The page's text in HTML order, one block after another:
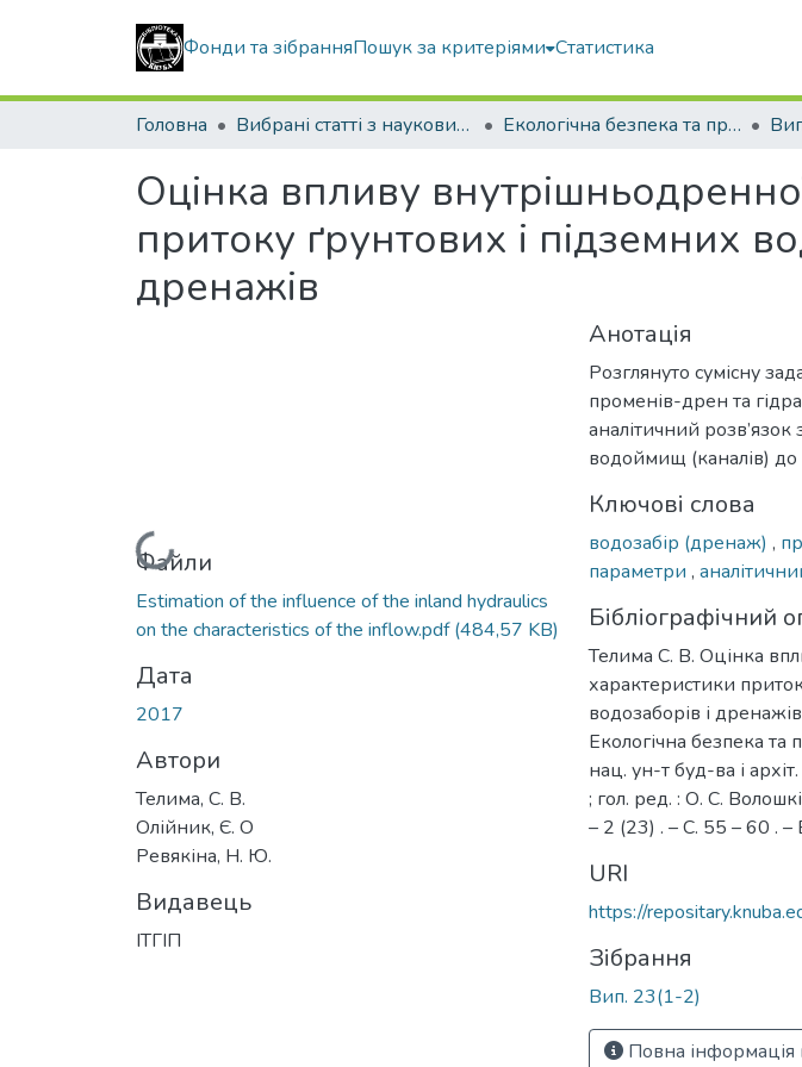
Фонди та зібранняПошук за критеріями Статистика
Головна Вибрані статті з наукових збірників КНУБА Екологічна безпека та природокористування
Оцінка впливу
притоку ґрунтових і підземних
дренажів
Вантажиться...
Файли
Estimation of the influence of the inland hydraulics
on the characteristics of the inflow.pdf(484,57 KB)
Дата
2017
Автори
Телима, С. В.
Олійник, Є. О
Ревякіна, Н. Ю.
Видавець
ІТГІП
Анотація
Розглянуто сумісну
променів-дрен та
аналітичний розв’язок
водоймищ (каналів)
Ключові слова
водозабір (дренаж) ,
параметри ,
Бібліографічний
Телима С. В. Оцінка
характеристики
водозаборів і
Екологічна безпека
нац. ун-т буд-ва і
; гол. ред. : О. С.
– 2 (23) . – С. 55 – 60 . –
URI
https://
Зібрання
Вип. 23(1-2)
Повна